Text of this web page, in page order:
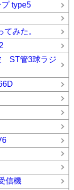
type5
みた。
ST管3球ラジ
信機